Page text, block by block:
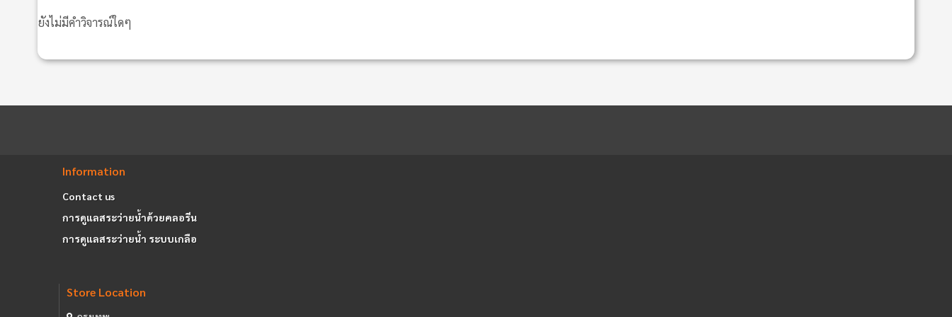
ยังไม่มีคำวิจารณ์ใดๆ
Information
Contact us
การดูแลสระว่ายน้ำด้วยคลอรีน
การดูแลสระว่ายน้ำ ระบบเกลือ
Store Location